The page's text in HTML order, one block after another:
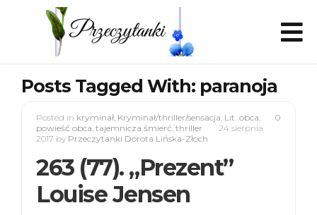
Posts Tagged With: paranoja
0
Posted in kryminał, Kryminał/thriller/sensacja, Lit. obca,
powieść obca, tajemnicza śmierć, thriller
24 sierpnia
2017 by Przeczytanki Dorota Lińska-Złoch
263 (77). „Prezent”
Louise Jensen